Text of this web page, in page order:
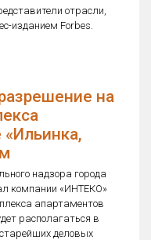
отрасли,
изданием Forbes.
на
«Ильинка,
надзора города
компании «ИНТЕКО»
апартаментов
располагаться в
деловых